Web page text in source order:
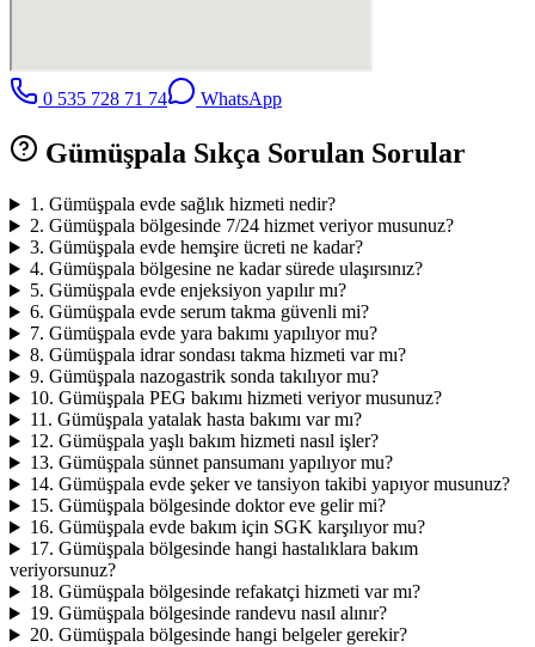
0 535 728 71 74 WhatsApp
Gümüşpala Sıkça Sorulan Sorular
1 . Gümüşpala evde sağlık hizmeti nedir?
2. Gümüşpala bölgesinde 7/24 hizmet veriyor musunuz?
3. Gümüşpala evde hemşire ücreti ne kadar?
4. Gümüşpala bölgesine ne kadar sürede ulaşırsınız?
5. Gümüşpala evde enjeksiyon yapılır mı?
6. Gümüşpala evde serum takma güvenli mi?
7. Gümüşpala evde yara bakımı yapılıyor mu?
8. Gümüşpala idrar sondası takma hizmeti var mı?
9. Gümüşpala nazogastrik sonda takılıyor mu?
10. Gümüşpala PEG bakımı hizmeti veriyor musunuz?
11 . Gümüşpala yatalak hasta bakımı var mı?
12. Gümüşpala yaşlı bakım hizmeti nasıl işler?
13. Gümüşpala sünnet pansumanı yapılıyor mu?
14. Gümüşpala evde şeker ve tansiyon takibi yapıyor musunuz?
15. Gümüşpala bölgesinde doktor eve gelir mi?
16. Gümüşpala evde bakım için SGK karşılıyor mu?
17. Gümüşpala bölgesinde hangi hastalıklara bakım
veriyorsunuz?
18. Gümüşpala bölgesinde refakatçi hizmeti var mı?
19. Gümüşpala bölgesinde randevu nasıl alınır?
20. Gümüşpala bölgesinde hangi belgeler gerekir?